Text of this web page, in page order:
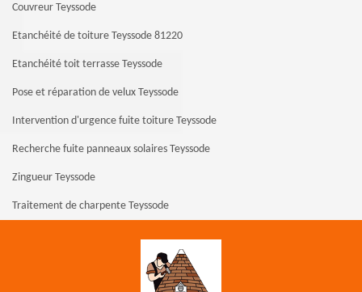
Couvreur Teyssode
Etanchéité de toiture Teyssode 81220
Etanchéité toit terrasse Teyssode
Pose et réparation de velux Teyssode
Intervention d'urgence fuite toiture Teyssode
Recherche fuite panneaux solaires Teyssode
Zingueur Teyssode
Traitement de charpente Teyssode